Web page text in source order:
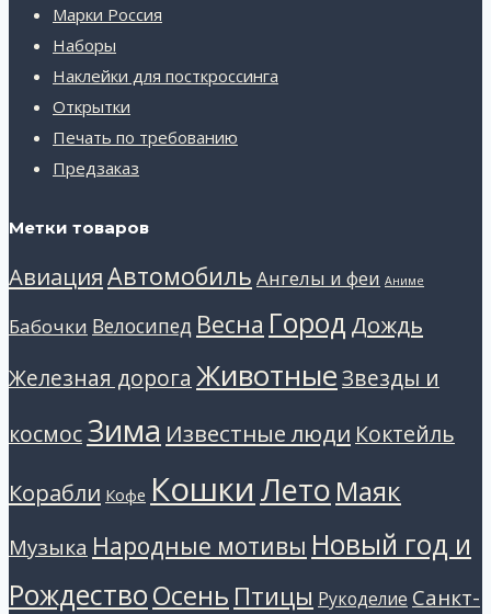
Марки Россия
Наборы
Наклейки для посткроссинга
Открытки
Печать по требованию
Предзаказ
Метки товаров
АвиацияАвтомобиль Ангелы и феи Аниме
Бабочки Велосипед Весна Город Дождь
Железная дорога ЖивотныеЗвезды и
космосЗима Известные люди Коктейль
Корабли Кофе Кошки Лето Маяк
Музыка Народные мотивы Новый год и
РождествоОсень Птицы Рукоделие Санкт-